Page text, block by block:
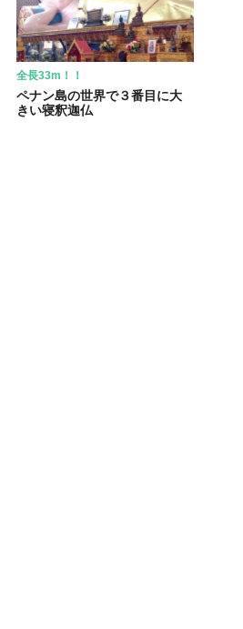
全長33m！！
ペナン島の世界で３番目に大
きい寝釈迦仏